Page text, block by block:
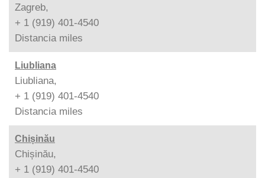
Zagreb,
+ 1 (919) 401-4540
Distancia miles
Liubliana
Liubliana,
+ 1 (919) 401-4540
Distancia miles
Chișinău
Chișinău,
+ 1 (919) 401-4540